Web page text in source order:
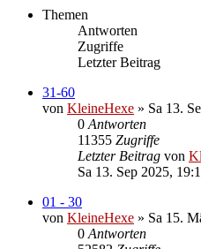
Themen
Antworten
Zugriffe
Letzter Beitrag
31-60
von KleineHexe » Sa 13.
0 Antworten
11355 Zugriffe
Letzter Beitrag von
Sa 13. Sep 2025,
01 - 30
von KleineHexe » Sa 15.
0 Antworten